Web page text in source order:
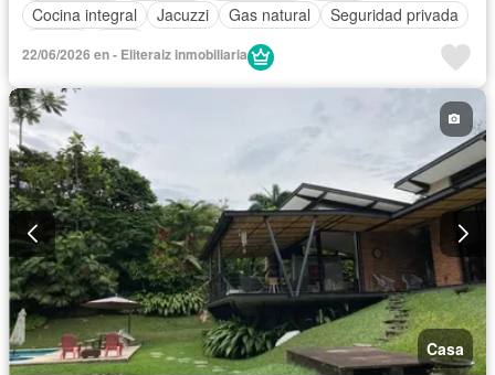
Cocina integral
Jacuzzi Gas natural
Seguridad privada
22/06/2026 en - Eliteraiz inmobiliaria
Casa